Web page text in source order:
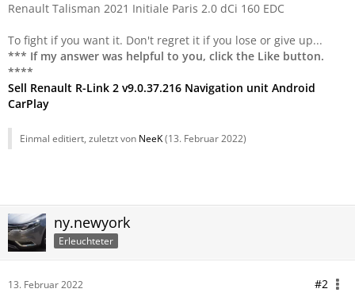
Renault Talisman 2021 Initiale Paris 2.0 dCi 160 EDC
To fight if you want it. Don't regret it if you lose or give up...
*** If my answer was helpful to you, click the Like button.
****
Sell Renault R-Link 2 v9.0.37.216 Navigation unit Android
CarPlay
Einmal editiert, zuletzt von NeeK(13. Februar 2022)
ny.newyork
Erleuchteter
13. Februar 2022 #2